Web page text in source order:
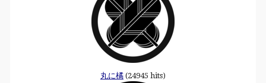
丸に橘(24945 hits)